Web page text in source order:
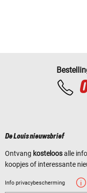
De Louis nieuwsbrief
Ontvang kosteloosalle
koopjes of interessante
Info privacybescherming